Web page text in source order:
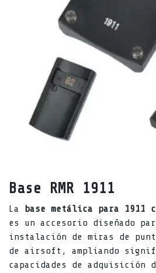
Base RMR 1911
La
base metálica para 1911
es un accesorio diseñado
instalación de miras de
de airsoft, ampliando
capacidades de adquisición